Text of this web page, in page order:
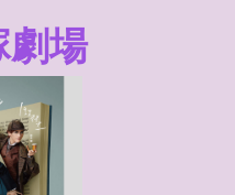
劇場